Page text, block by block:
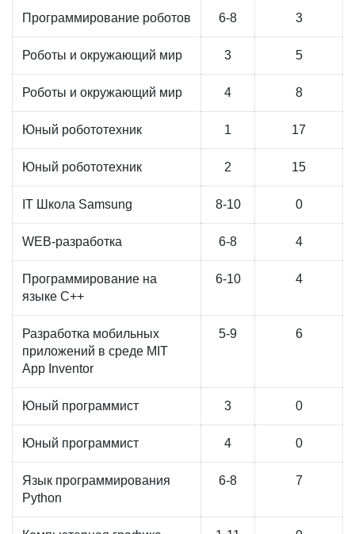
Программирование роботов 6-8 3
Роботы и окружающий мир 3 5
Роботы и окружающий мир 4 8
Юный робототехник 1 17
Юный робототехник 2 15
IT Школа Samsung 8-10 0
WEB-разработка 6-8 4
Программирование на
языке С++
6-10 4
Разработка мобильных
приложений в среде MIT
App Inventor
5-9 6
Юный программист 3 0
Юный программист 4 0
Язык программирования
Python
6-8 7